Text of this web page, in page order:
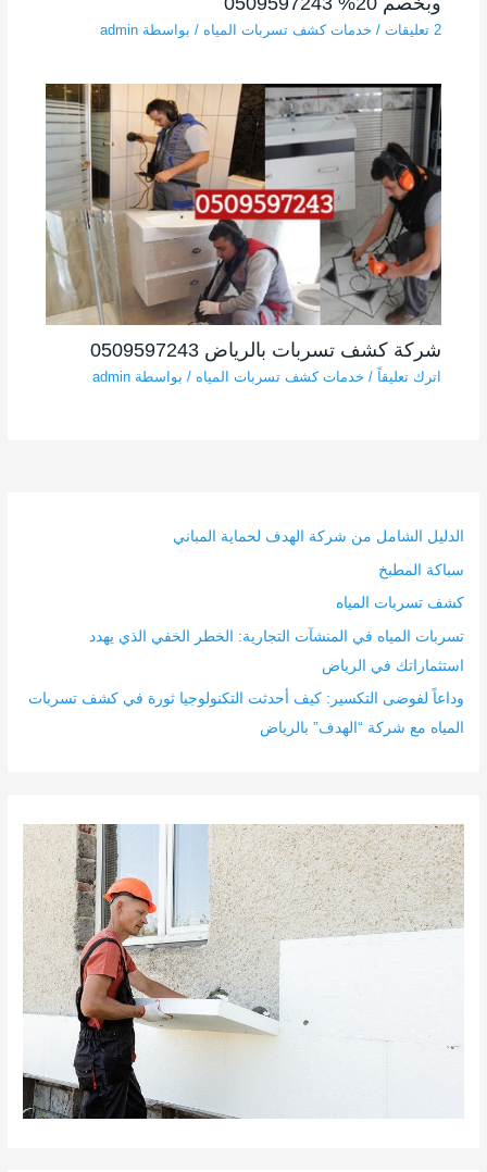
2 تعليقات / خدمات كشف تسربات المياه / بواسطة admin
شركة كشف تسربات بالرياض 0509597243
اترك تعليقاً / خدمات كشف تسربات المياه / بواسطة admin
الدليل الشامل من شركة الهدف لحماية المباني
سباكة المطبخ
كشف تسربات المياه
تسربات المياه في المنشآت التجارية: الخطر الخفي الذي يهدد
استثماراتك في الرياض
وداعاً لفوضى التكسير: كيف أحدثت التكنولوجيا ثورة في كشف تسربات
المياه مع شركة “الهدف” بالرياض